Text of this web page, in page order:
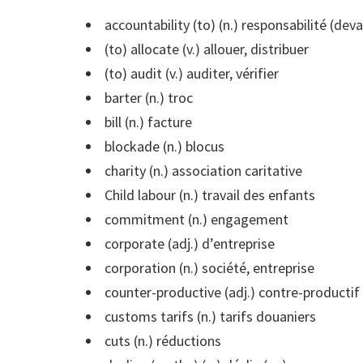
accountability (to) (n.) responsabilité
(to) allocate (v.) allouer, distribuer
(to) audit (v.) auditer, vérifier
barter (n.) troc
bill (n.) facture
blockade (n.) blocus
charity (n.) association caritative
Child labour (n.) travail des enfants
commitment (n.) engagement
corporate (adj.) d’entreprise
corporation (n.) société, entreprise
counter-productive (adj.) contre-productif
customs tarifs (n.) tarifs douaniers
cuts (n.) réductions